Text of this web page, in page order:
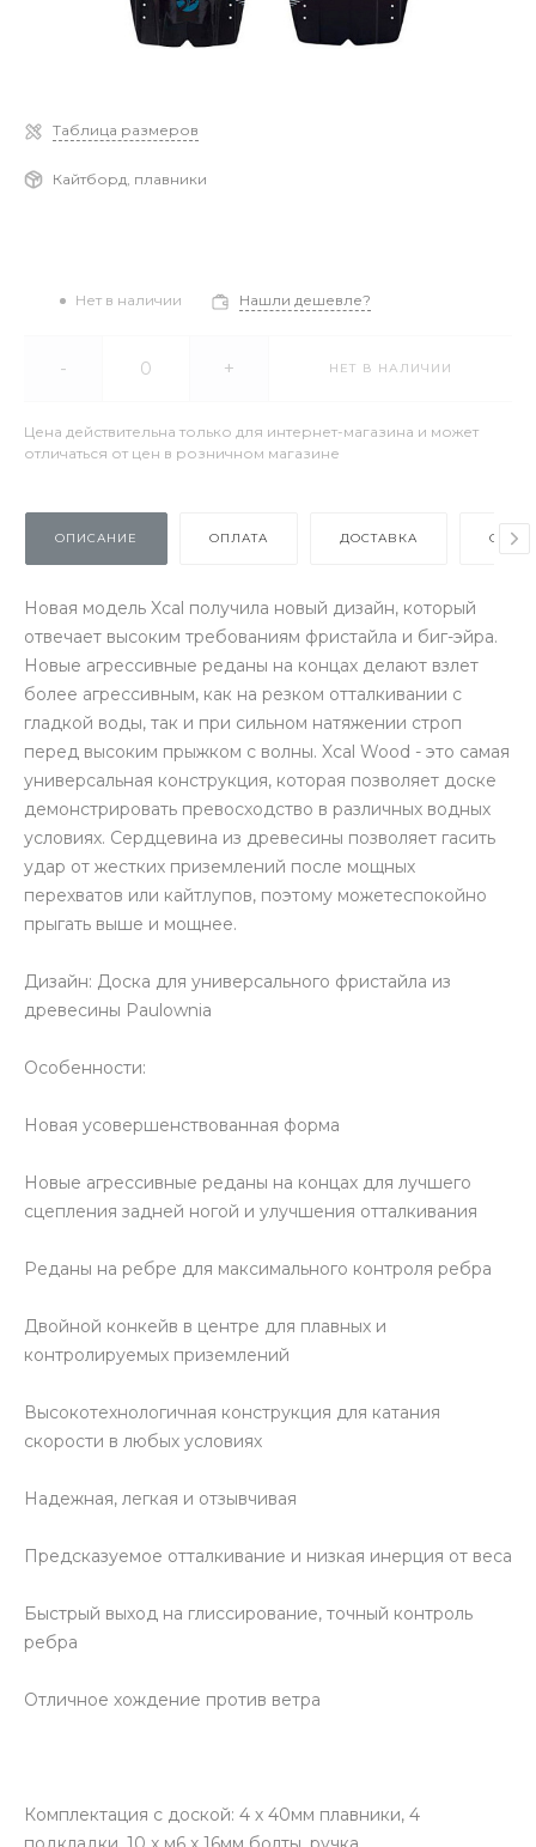
Таблица размеров
Кайтборд, плавники
Нет в наличии Нашли дешевле?
- + НЕТ В НАЛИЧИИ
Цена действительна только для интернет-магазина и может
отличаться от цен в розничном магазине
ОПИСАНИЕ ОПЛАТА ДОСТАВКА
Новая модель Xcal получила новый дизайн, который
отвечает высоким требованиям фристайла и биг-эйра.
Новые агрессивные реданы на концах делают взлет
более агрессивным, как на резком отталкивании с
гладкой воды, так и при сильном натяжении строп
перед высоким прыжком с волны. Xcal Wood - это самая
универсальная конструкция, которая позволяет доске
демонстрировать превосходство в различных водных
условиях. Сердцевина из древесины позволяет гасить
удар от жестких приземлений после мощных
перехватов или кайтлупов, поэтому можетеспокойно
прыгать выше и мощнее.
Дизайн: Доска для универсального фристайла из
древесины Paulownia
Особенности:
Новая усовершенствованная форма
Новые агрессивные реданы на концах для лучшего
сцепления задней ногой и улучшения отталкивания
Реданы на ребре для максимального контроля ребра
Двойной конкейв в центре для плавных и
контролируемых приземлений
Высокотехнологичная конструкция для катания
скорости в любых условиях
Надежная, легкая и отзывчивая
Предсказуемое отталкивание и низкая инерция от веса
Быстрый выход на глиссирование, точный контроль
ребра
Отличное хождение против ветра
Комплектация с доской: 4 х 40мм плавники, 4